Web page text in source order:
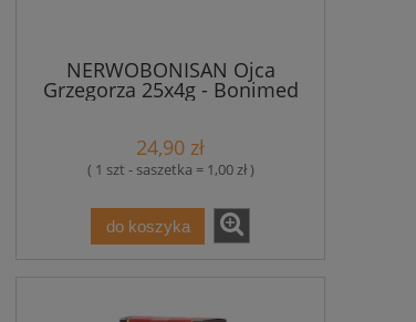
NERWOBONISAN Ojca
Grzegorza 25x4g - Bonimed
stres zasypianie
24,90 zł
( 1 szt - saszetka = 1,00 zł )
do koszyka